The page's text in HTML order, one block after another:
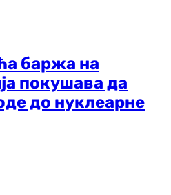
баржа на
покушава да
до нуклеарне